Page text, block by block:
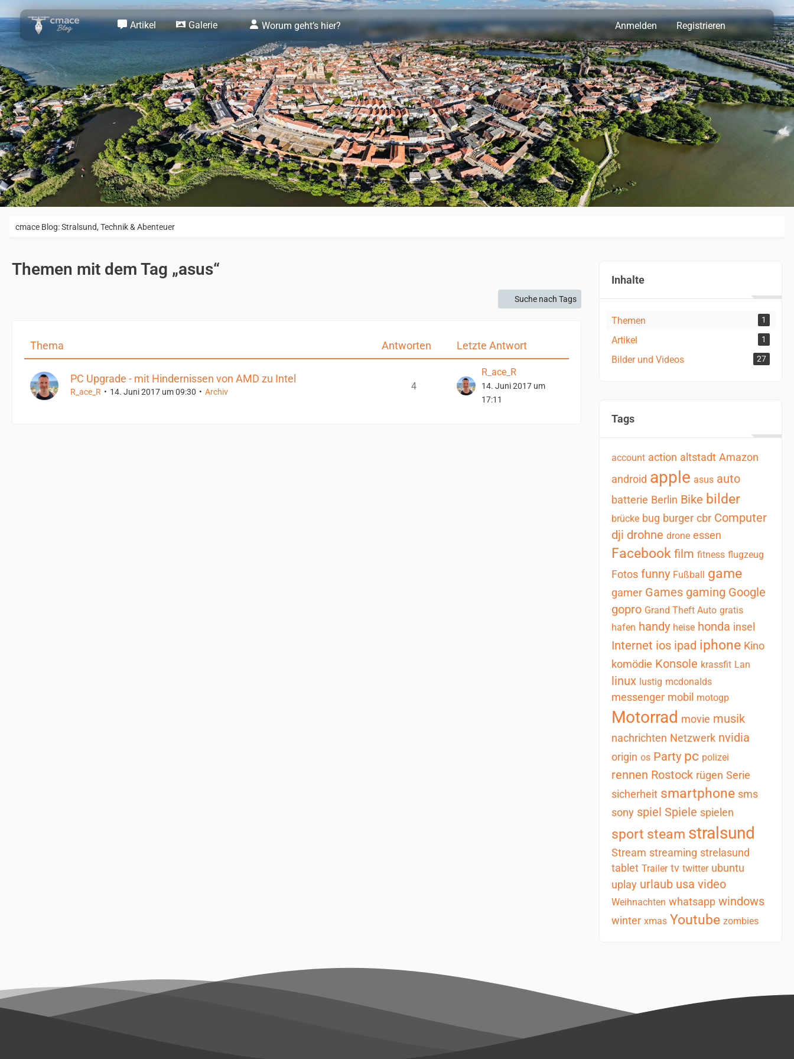
Artikel Galerie Worum geht’s hier? Anmelden Registrieren
cmace Blog: Stralsund, Technik & Abenteuer
Themen mit dem Tag „asus“
Suche nach Tags
Thema Antworten Letzte Antwort
PC Upgrade - mit Hindernissen von AMD zu Intel
R_ace_R 14. Juni 2017 um 09:30 Archiv
4
R_ace_R
14. Juni 2017 um
17:11
Inhalte
Themen 1
Artikel 1
Bilder und Videos 27
Tags
account action altstadt Amazon
android apple asus auto
batterie Berlin Bike bilder
brücke bug burger cbr Computer
dji drohne drone essen
Facebook film fitness flugzeug
Fotos funny Fußball game
gamer Games gaming Google
gopro Grand Theft Auto gratis
hafen handy heise honda insel
Internet ios ipad iphone Kino
komödie Konsole krassfit Lan
linux lustig mcdonalds
messenger mobil motogp
Motorrad movie musik
nachrichten Netzwerk nvidia
origin os Party pc polizei
rennen Rostock rügen Serie
sicherheit smartphone sms
sony spiel Spiele spielen
sport steam stralsund
Stream streaming strelasund
tablet Trailer tv twitter ubuntu
uplay urlaub usa video
Weihnachten whatsapp windows
winter xmas Youtube zombies